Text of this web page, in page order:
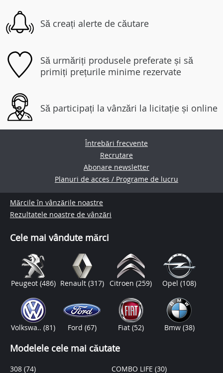
Să creați alerte de căutare
Să urmăriți produsele preferate și să
primiți prețurile minime rezervate
Să participați la vânzări la licitație și online
Întrebări frecvente
Recrutare
Abonare newsletter
Planuri de acces / Programe de lucru
Mărcile în vânzările noastre
Rezultatele noastre de vânzări
Cele mai vândute mărci
Peugeot (486) Renault (317) Citroen(259) Opel(108)
Volkswa..(81) Ford (67) Fiat (52) Bmw (38)
Modelele cele mai căutate
308 (74) COMBO LIFE (30)